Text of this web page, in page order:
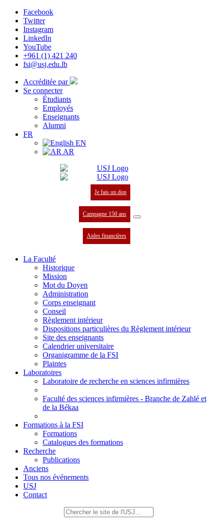
Facebook
Twitter
Instagram
LinkedIn
YouTube
+961 (1) 421 240
fsi@usj.edu.lb
Accréditée par
Se connecter
Étudiants
Employés
Enseignants
Alumni
FR
EN
AR
Je fais un don
Campagne 150 ans
Aides financières
La Faculté
Historique
Mission
Mot du Doyen
Administration
Corps enseignant
Conseil
Règlement intérieur
Dispositions particulières du Règlement intérieur
Site des enseignants
Calendrier universitaire
Organigramme de la FSI
Plaintes
Laboratoires
Laboratoire de recherche en sciences infirmières
Faculté des sciences infirmières - Branche de Zahlé et
de la Békaa
Formations à la FSI
Formations
Catalogues des formations
Recherche
Publications
Anciens
Tous nos événements
USJ
Contact